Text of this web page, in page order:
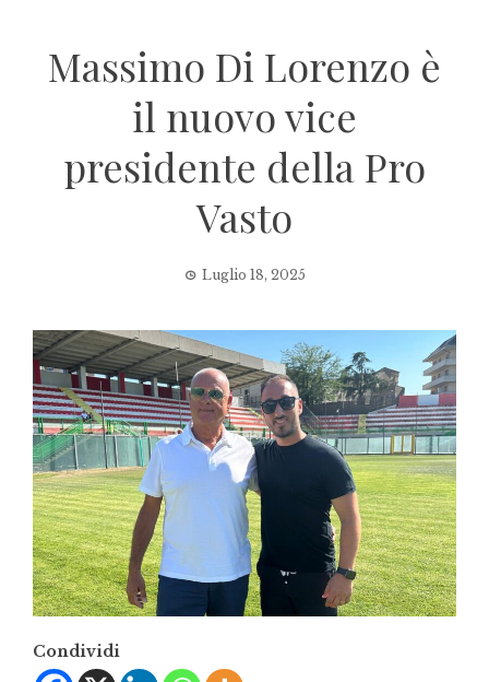
Massimo Di Lorenzo è
il nuovo vice
presidente della Pro
Vasto
Luglio 18, 2025
Condividi